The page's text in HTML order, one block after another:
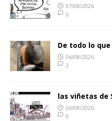
07/08/2026
0
De todo lo
06/08/2026
2
las viñetas de
06/08/2026
0